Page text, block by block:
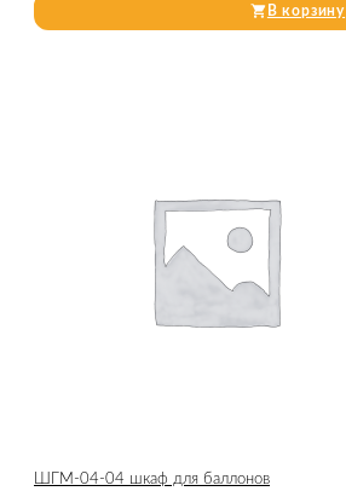
В корзину
ШГМ-04-04 шкаф для баллонов